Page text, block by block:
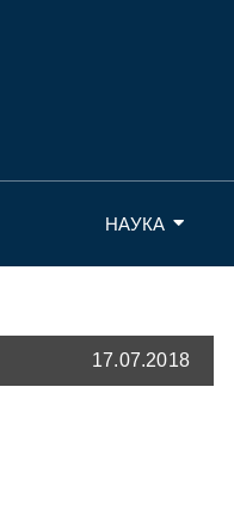
НАУКА
17.07.2018